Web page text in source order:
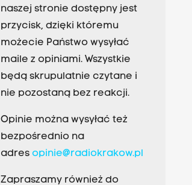
naszej stronie dostępny jest
przycisk, dzięki któremu
możecie Państwo wysyłać
maile z opiniami. Wszystkie
będą skrupulatnie czytane i
nie pozostaną bez reakcji.
Opinie można wysyłać też
bezpośrednio na
adres opinie@radiokrakow.pl
Zapraszamy również do